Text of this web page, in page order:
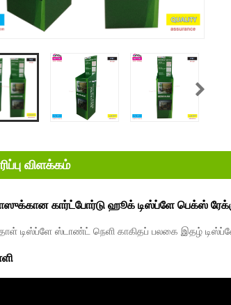
விளக்கம்
கார்ட்போர்டு ஹூக் டிஸ்ப்ளே பெக்ஸ்
டிஸ்ப்ளே ஸ்டாண்ட் நெளி காகிதப் பலகை இதழ் டிஸ்ப்ளே